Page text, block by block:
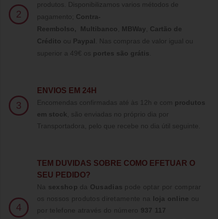
2
produtos. Disponibilizamos varios métodos de
pagamento; Contra-
Reembolso, Multibanco MBWay
Cartão de
Crédito ou Paypal
Nas compras de valor igual ou
superior a 49€ os portes são grátis
3
ENVIOS EM 24H
Encomendas confirmadas até às 12h e com produtos
em stock , são enviadas no próprio dia por
Transportadora, pelo que recebe no dia útil seguinte.
4
TE M DUVIDAS SOBRE COMO EFETUAR O
SEU PEDIDO?
Na sexshop da Ousadias pode optar por comprar
os nossos produtos diretamente na loja online ou
por telefone através do número 937 117